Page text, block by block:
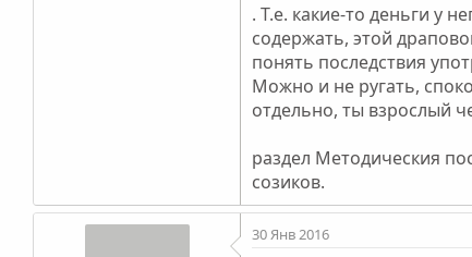
. Т.е. какие-то деньги у
содержать, этой
понять последствия
Можно и не ругать,
отдельно, ты взрослый
раздел Методическия
созиков.
30 Янв 2016